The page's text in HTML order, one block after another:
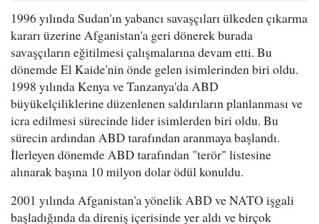
1996 yılında Sudan'ın yabancı savaşçıları ülkeden çıkarma
kararı üzerine Afganistan'a geri dönerek burada
savaşçıların eğitilmesi çalışmalarına devam etti. Bu
dönemde El Kaide'nin önde gelen isimlerinden biri oldu.
1998 yılında Kenya ve Tanzanya'da ABD
büyükelçiliklerine düzenlenen saldırıların planlanması ve
icra edilmesi sürecinde lider isimlerden biri oldu. Bu
sürecin ardından ABD tarafından aranmaya başlandı.
İlerleyen dönemde ABD tarafından "terör" listesine
alınarak başına 10 milyon dolar ödül konuldu.
2001 yılında Afganistan'a yönelik ABD ve NATO işgali
başladığında da direniş içerisinde yer aldı ve birçok